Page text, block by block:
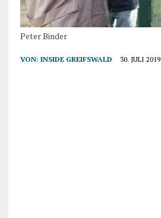
Peter Binder
VON: INSIDE GREIFSWALD 30. JULI 2019